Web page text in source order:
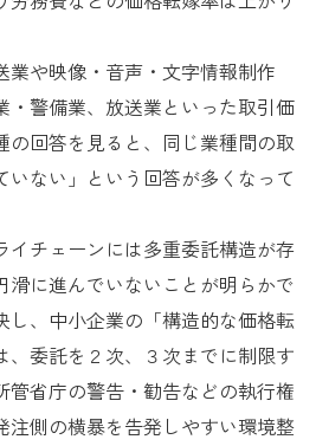
業や映像・音声・文字情報制作
・警備業、放送業といった取引価
の回答を見ると、同じ業種間の取
いない」という回答が多くなって
イチェーンには多重委託構造が存
滑に進んでいないことが明らかで
し、中小企業の「構造的な価格転
、委託を２次、３次までに制限す
管省庁の警告・勧告などの執行権
注側の横暴を告発しやすい環境整